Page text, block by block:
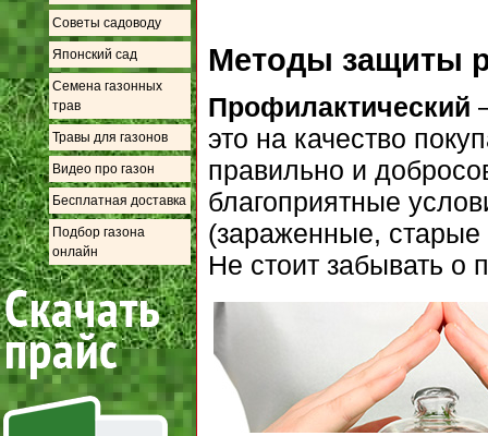
Советы садоводу
Японский сад
Семена газонных
трав
Травы для газонов
Видео про газон
Бесплатная доставка
Подбор газона
онлайн
Методы защиты
Профилактический
это на качество
правильно и
благоприятные
(зараженные, старые
Не стоит забывать о